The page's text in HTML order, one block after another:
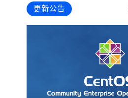
更新公告